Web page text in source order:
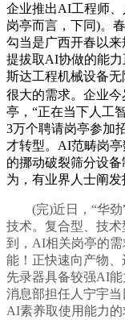
企业推出AI工程师
岗亭而言，下同)。
勾当是广西开春以
提拔取AI协做的能
斯达工程机械设备
很大的需求。企业
亭，“正在当下人工
3万个聘请岗亭参加
才转型。AI范畴岗
的挪动破裂筛分设
为，有业界人士阐发
(完)近日，“华劲”
技术。复合型、技
到，AI相关岗亭的
能！正快速向产物
先录器具备较强AI
消息部担任人宁宇
AI素养取使用能力